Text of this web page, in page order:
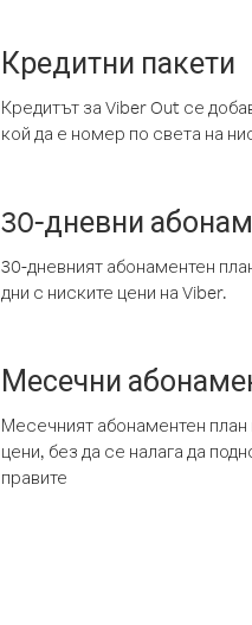
Кредитни пакети
Кредитът за Viber Out се
кой да е номер по света на
30-дневни
30-дневният абонаментен
дни с ниските цени на Viber.
Месечни
Месечният абонаментен
цени, без да се налага да
правите